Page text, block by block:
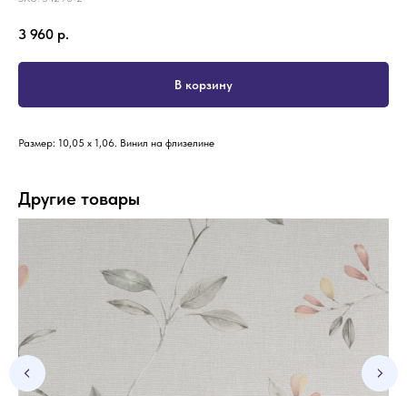
3 960 р.
В корзину
Размер: 10,05 х 1,06. Винил на флизелине
Другие товары